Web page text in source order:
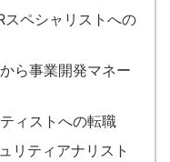
スペシャリストへの
ら事業開発マネー
ィストへの転職
リティアナリスト